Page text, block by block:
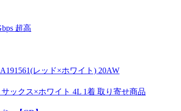
超高
レッド×ホワイト) 20AW
ックス×ホワイト 4L 1着 取り寄せ商品